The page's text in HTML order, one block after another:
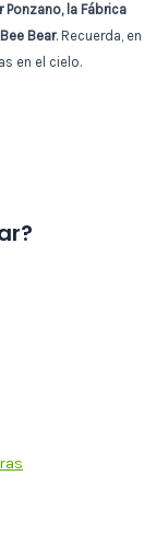
Ponzano, la Fábrica
Bear. Recuerda, en
en el cielo.